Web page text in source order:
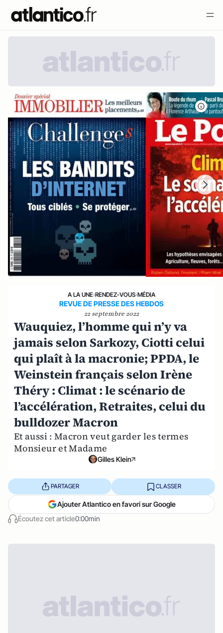
A LA UNE›RENDEZ-VOUS›MÉDIA
REVUE DE PRESSE DES HEBDOS
22 septembre 2022
Wauquiez, l’homme qui n’y va
jamais selon Sarkozy, Ciotti celui
qui plaît à la macronie; PPDA, le
Weinstein français selon Irène
Théry : Climat : le scénario de
l’accélération, Retraites, celui du
bulldozer Macron
Et aussi : Macron veut garder les termes
Monsieur et Madame
Gilles Klein
Écoutez cet article0:00min
PARTAGER CLASSER
Ajouter Atlantico en favori sur Google